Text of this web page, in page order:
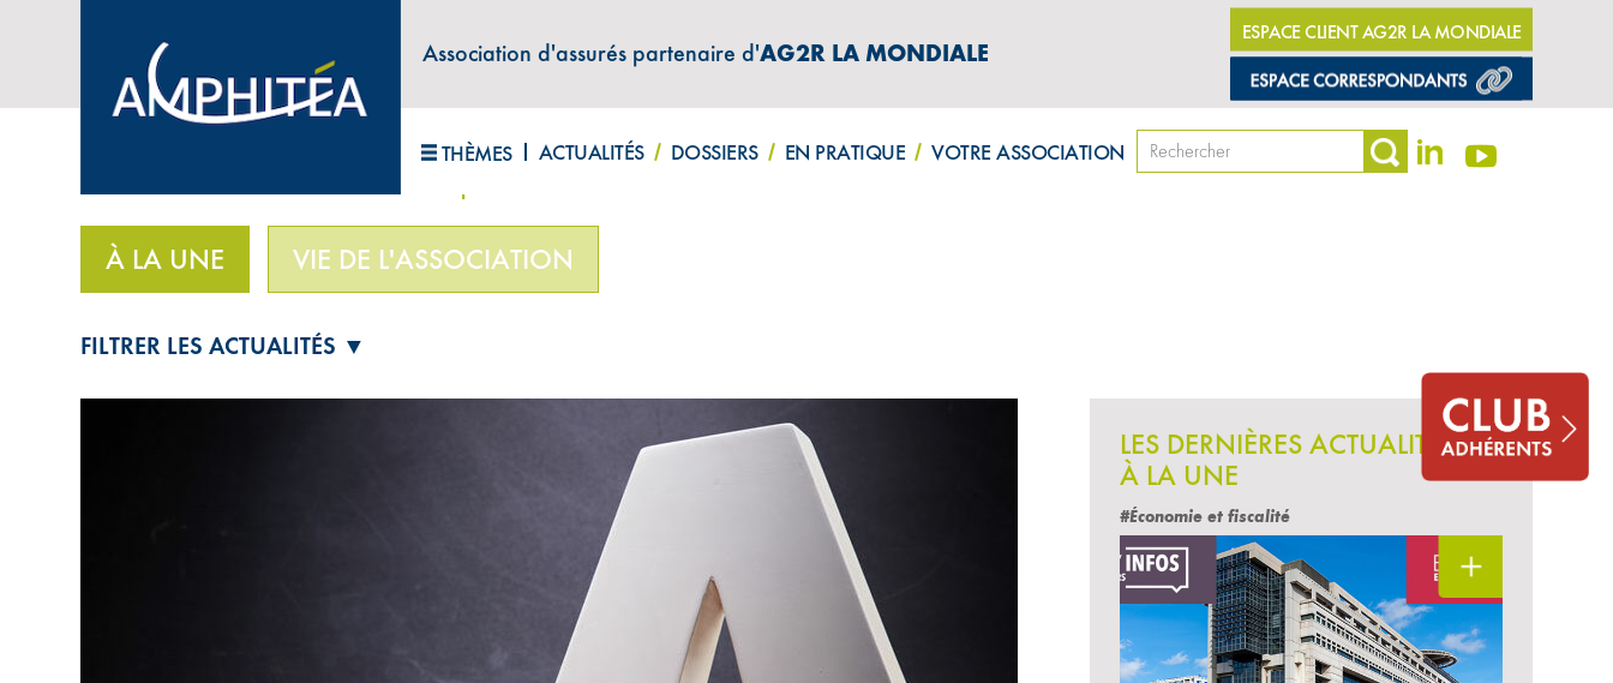
Association d'assurés partenaire d'AG2R LA MONDIALE
ESPACE CLIENT AG2R LA MONDIALE
THÈMES ACTUALITÉS DOSSIERS EN PRATIQUE VOTRE ASSOCIATION
ABONNEZ-VOUS À LA LETTRE D'INFORMATIONS "AMPHITÉA INFOS"
À LA UNE VIE DE L'ASSOCIATION
FILTRER LES ACTUALITÉS ▼
LES DERNIÈRES ACTUALITÉS
À LA UNE
#Économie et fiscalité